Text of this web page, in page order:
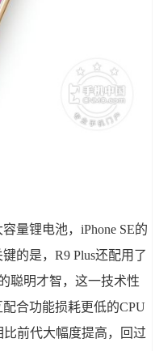
量锂电池，iPhone SE的
的是，R9 Plus还配用了
聪明才智，这一技术性
合功能损耗更低的CPU
比前代大幅度提高，回过